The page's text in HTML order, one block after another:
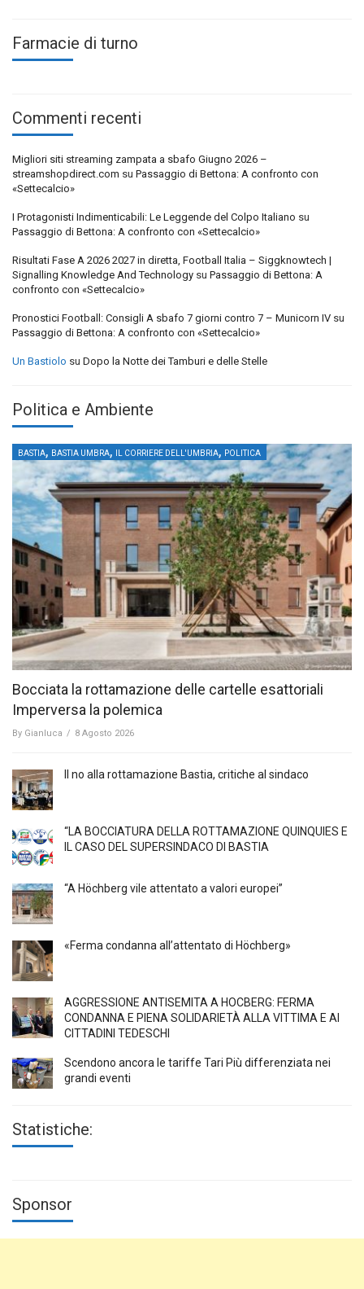
Farmacie di turno
Commenti recenti
Migliori siti streaming zampata a sbafo Giugno 2026 –
streamshopdirect.com su Passaggio di Bettona: A confronto con
«Settecalcio»
I Protagonisti Indimenticabili: Le Leggende del Colpo Italiano su
Passaggio di Bettona: A confronto con «Settecalcio»
Risultati Fase A 2026 2027 in diretta, Football Italia – Siggknowtech |
Signalling Knowledge And Technology su Passaggio di Bettona: A
confronto con «Settecalcio»
Pronostici Football: Consigli A sbafo 7 giorni contro 7 – Municorn IV su
Passaggio di Bettona: A confronto con «Settecalcio»
Un Bastiolo su Dopo la Notte dei Tamburi e delle Stelle
Politica e Ambiente
BASTIA, BASTIA UMBRA, IL CORRIERE DELL'UMBRIA, POLITICA
Bocciata la rottamazione delle cartelle esattoriali
Imperversa la polemica
By Gianluca / 8 Agosto 2026
Il no alla rottamazione Bastia, critiche al sindaco
“LA BOCCIATURA DELLA ROTTAMAZIONE QUINQUIES E
IL CASO DEL SUPERSINDACO DI BASTIA
“A Höchberg vile attentato a valori europei”
«Ferma condanna all’attentato di Höchberg»
AGGRESSIONE ANTISEMITA A HÖCBERG: FERMA
CONDANNA E PIENA SOLIDARIETÀ ALLA VITTIMA E AI
CITTADINI TEDESCHI
Scendono ancora le tariffe Tari Più differenziata nei
grandi eventi
Statistiche:
Sponsor